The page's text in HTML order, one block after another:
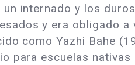
internado y los
y era obligado a
como Yazhi Bahe
para escuelas